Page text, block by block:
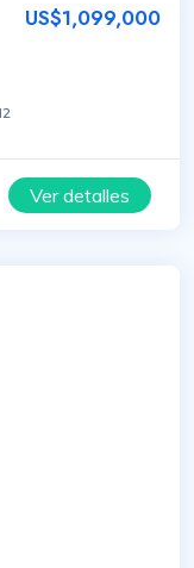
US$1,099,000
Ver detalles